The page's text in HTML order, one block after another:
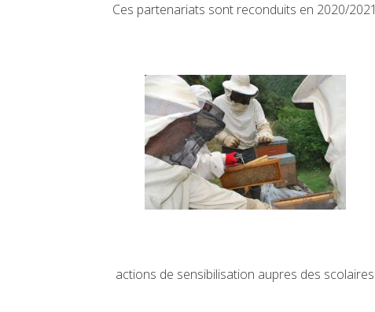
Ces partenariats sont reconduits en 2020/2021
actions de sensibilisation aupres des scolaires